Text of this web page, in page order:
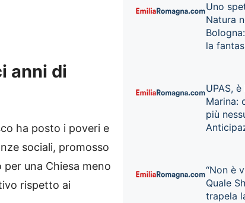
anni di
ha posto i poveri e
sociali, promosso
una Chiesa meno
rispetto ai
Uno
Natura
la
UPAS,
Marina:
più
“Non è
Quale
trapela